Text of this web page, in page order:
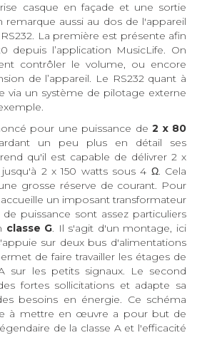
casque en façade et une sortie
remarque aussi au dos de l'appareil
La première est présente afin
depuis l’application MusicLife. On
contrôler le volume, ou encore
de l’appareil. Le RS232 quant à
via un système de pilotage externe
pour une puissance de 2 x 80
un peu plus en détail ses
qu'il est capable de délivrer 2 x
2 x 150 watts sous 4 Ω. Cela
grosse réserve de courant. Pour
un imposant transformateur
puissance sont assez particuliers
classe G. Il s'agit d'un montage, ici
sur deux bus d'alimentations
de faire travailler les étages de
sur les petits signaux. Le second
fortes sollicitations et adapte sa
besoins en énergie. Ce schéma
à mettre en œuvre a pour but de
de la classe A et l'efficacité